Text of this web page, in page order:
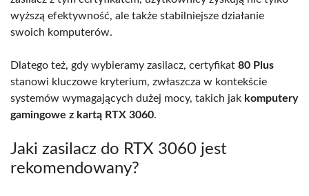
wyższą efektywność, ale także stabilniejsze działanie
swoich komputerów.
Dlatego też, gdy wybieramy zasilacz, certyfikat 80 Plus
stanowi kluczowe kryterium, zwłaszcza w kontekście
systemów wymagających dużej mocy, takich jak komputery
gamingowe z kartą RTX 3060.
Jaki zasilacz do RTX 3060 jest
rekomendowany?